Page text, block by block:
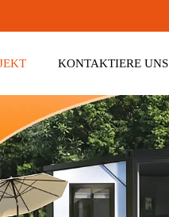
KONTAKTIERE UNS